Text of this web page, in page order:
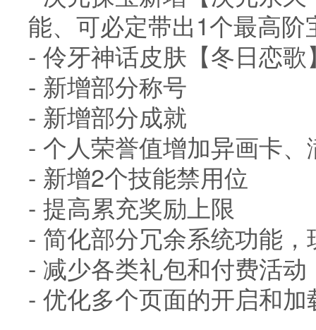
能、可必定带出1个最高阶
- 伶牙神话皮肤【冬日恋
- 新增部分称号
- 新增部分成就
- 个人荣誉值增加异画卡
- 新增2个技能禁用位
- 提高累充奖励上限
- 简化部分冗余系统功能
- 减少各类礼包和付费活
- 优化多个页面的开启和